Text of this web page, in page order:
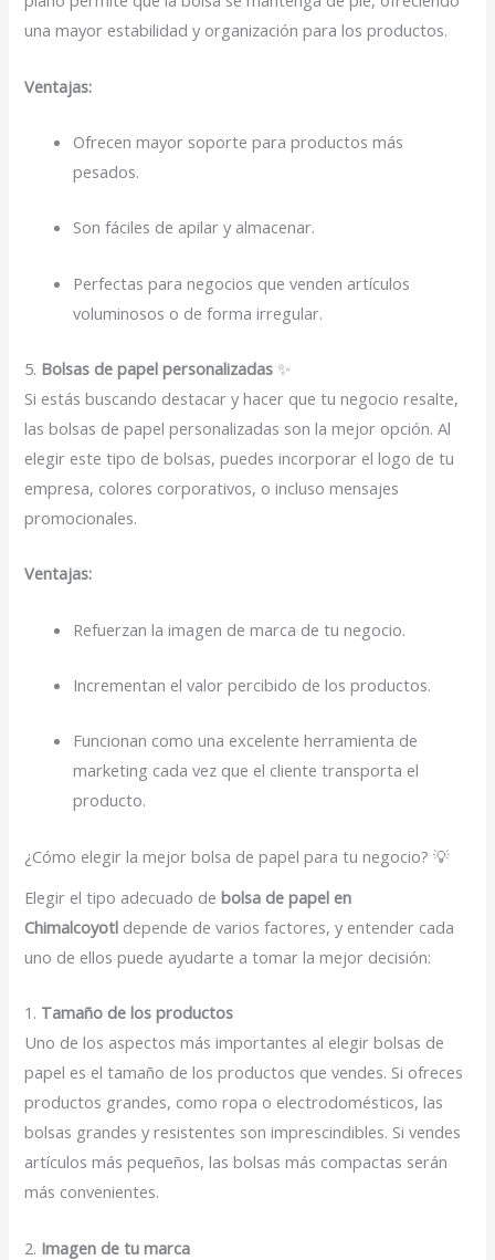
una mayor estabilidad y organización para los productos.
Ventajas:
Ofrecen mayor soporte para productos más
pesados.
Son fáciles de apilar y almacenar.
Perfectas para negocios que venden artículos
voluminosos o de forma irregular.
5. Bolsas de papel personalizadas ✨
Si estás buscando destacar y hacer que tu negocio resalte,
las bolsas de papel personalizadas son la mejor opción. Al
elegir este tipo de bolsas, puedes incorporar el logo de tu
empresa, colores corporativos, o incluso mensajes
promocionales.
Ventajas:
Refuerzan la imagen de marca de tu negocio.
Incrementan el valor percibido de los productos.
Funcionan como una excelente herramienta de
marketing cada vez que el cliente transporta el
producto.
¿Cómo elegir la mejor bolsa de papel para tu negocio? 💡
Elegir el tipo adecuado debolsa de papel en
Chimalcoyotl depende de varios factores, y entender cada
uno de ellos puede ayudarte a tomar la mejor decisión:
1. Tamaño de los productos
Uno de los aspectos más importantes al elegir bolsas de
papel es el tamaño de los productos que vendes. Si ofreces
productos grandes, como ropa o electrodomésticos, las
bolsas grandes y resistentes son imprescindibles. Si vendes
artículos más pequeños, las bolsas más compactas serán
más convenientes.
2. Imagen de tu marca